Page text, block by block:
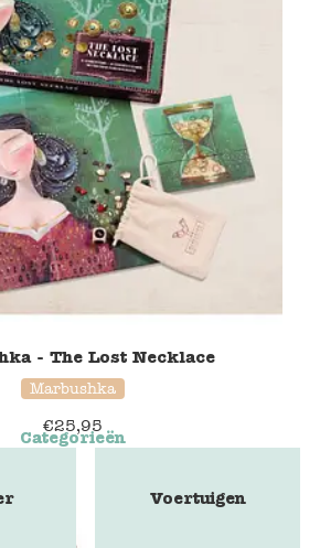
- The Lost Necklace
Marbushka
€25,95
Categorieën
Voertuigen